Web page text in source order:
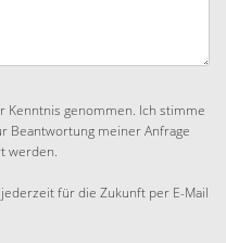
Kenntnis genommen. Ich stimme
Beantwortung meiner Anfrage
werden.
für die Zukunft per E-Mail